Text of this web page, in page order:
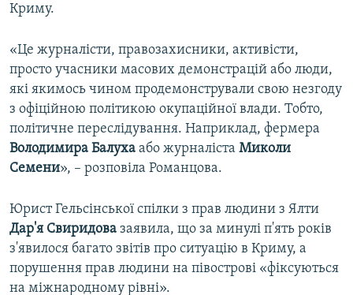
Криму.
«Це журналісти, правозахисники, активісти,
просто учасники масових демонстрацій або люди,
які якимось чином продемонстрували свою незгоду
з офіційною політикою окупаційної влади. Тобто,
політичне переслідування. Наприклад, фермера
Володимира Балуха або журналіста Миколи
Семени», – розповіла Романцова.
Юрист Гельсінської спілки з прав людини з Ялти
Дар'я Свиридова заявила, що за минулі п'ять років
з'явилося багато звітів про ситуацію в Криму, а
порушення прав людини на півострові «фіксуються
на міжнародному рівні».